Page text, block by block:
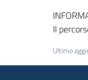
Il
Ultimo